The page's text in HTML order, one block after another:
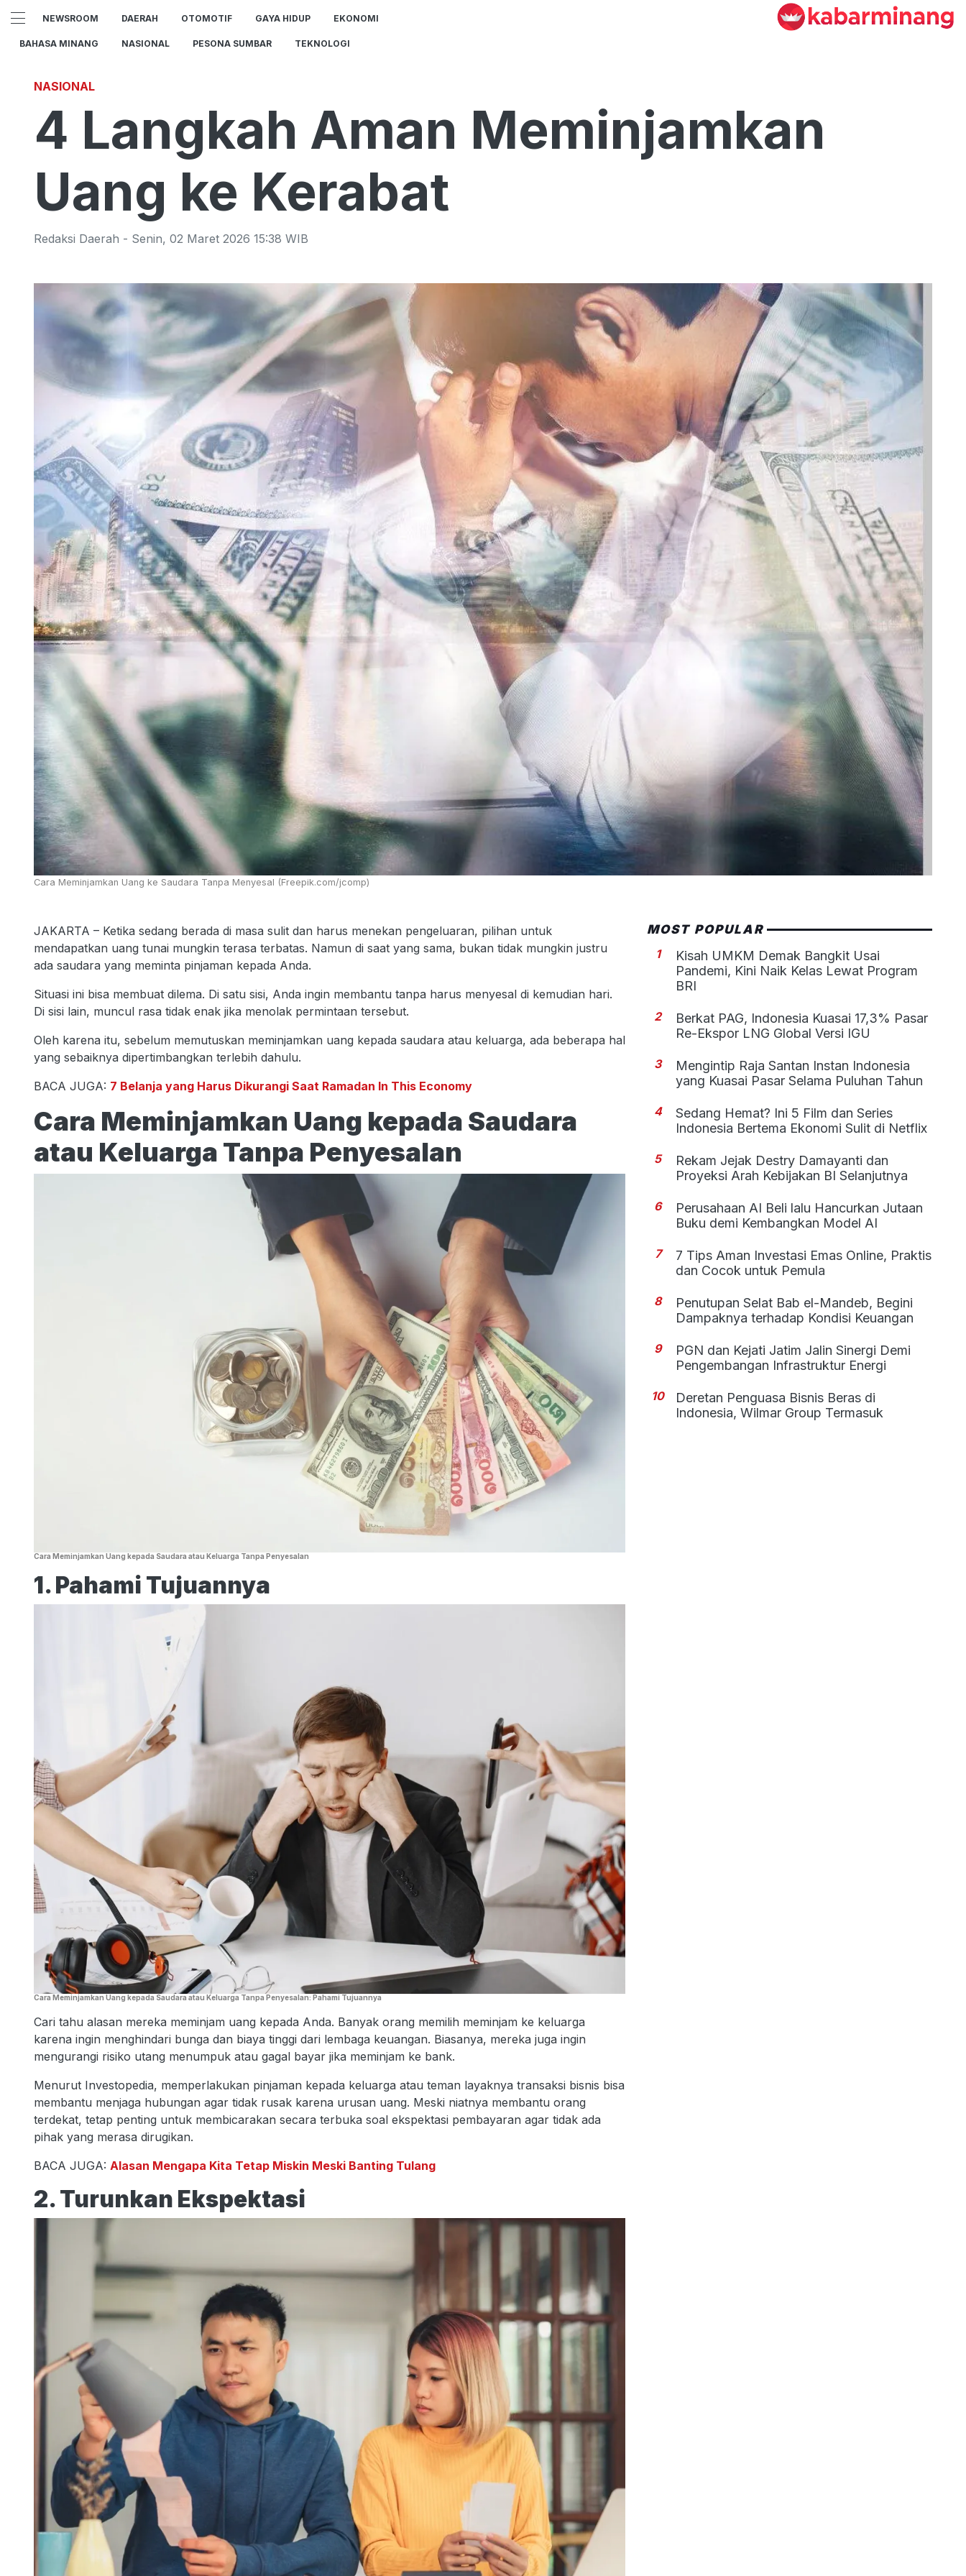
NEWSROOM DAERAH OTOMOTIF GAYA HIDUP EKONOMI
BAHASA MINANG NASIONAL PESONA SUMBAR TEKNOLOGI
NASIONAL
4 Langkah Aman Meminjamkan
Uang ke Kerabat
Redaksi Daerah - Senin, 02 Maret 2026 15:38 WIB
Cara Meminjamkan Uang ke Saudara Tanpa Menyesal (Freepik.com/jcomp)
JAKARTA – Ketika sedang berada di masa sulit dan harus menekan pengeluaran, pilihan untuk
mendapatkan uang tunai mungkin terasa terbatas. Namun di saat yang sama, bukan tidak mungkin justru
ada saudara yang meminta pinjaman kepada Anda.
Situasi ini bisa membuat dilema. Di satu sisi, Anda ingin membantu tanpa harus menyesal di kemudian hari.
Di sisi lain, muncul rasa tidak enak jika menolak permintaan tersebut.
Oleh karena itu, sebelum memutuskan meminjamkan uang kepada saudara atau keluarga, ada beberapa hal
yang sebaiknya dipertimbangkan terlebih dahulu.
BACA JUGA: 7 Belanja yang Harus Dikurangi Saat Ramadan In This Economy
Cara Meminjamkan Uang kepada Saudara
atau Keluarga Tanpa Penyesalan
Cara Meminjamkan Uang kepada Saudara atau Keluarga Tanpa Penyesalan
1. Pahami Tujuannya
Cara Meminjamkan Uang kepada Saudara atau Keluarga Tanpa Penyesalan: Pahami Tujuannya
Cari tahu alasan mereka meminjam uang kepada Anda. Banyak orang memilih meminjam ke keluarga
karena ingin menghindari bunga dan biaya tinggi dari lembaga keuangan. Biasanya, mereka juga ingin
mengurangi risiko utang menumpuk atau gagal bayar jika meminjam ke bank.
Menurut Investopedia, memperlakukan pinjaman kepada keluarga atau teman layaknya transaksi bisnis bisa
membantu menjaga hubungan agar tidak rusak karena urusan uang. Meski niatnya membantu orang
terdekat, tetap penting untuk membicarakan secara terbuka soal ekspektasi pembayaran agar tidak ada
pihak yang merasa dirugikan.
BACA JUGA: Alasan Mengapa Kita Tetap Miskin Meski Banting Tulang
2. Turunkan Ekspektasi
MOST POPULAR
1
Kisah UMKM Demak Bangkit Usai
Pandemi, Kini Naik Kelas Lewat Program
BRI
2
Berkat PAG, Indonesia Kuasai 17,3% Pasar
Re-Ekspor LNG Global Versi IGU
3
Mengintip Raja Santan Instan Indonesia
yang Kuasai Pasar Selama Puluhan Tahun
4
Sedang Hemat? Ini 5 Film dan Series
Indonesia Bertema Ekonomi Sulit di Netflix
5
Rekam Jejak Destry Damayanti dan
Proyeksi Arah Kebijakan BI Selanjutnya
6
Perusahaan AI Beli lalu Hancurkan Jutaan
Buku demi Kembangkan Model AI
7
7 Tips Aman Investasi Emas Online, Praktis
dan Cocok untuk Pemula
8
Penutupan Selat Bab el-Mandeb, Begini
Dampaknya terhadap Kondisi Keuangan
9
PGN dan Kejati Jatim Jalin Sinergi Demi
Pengembangan Infrastruktur Energi
10
Deretan Penguasa Bisnis Beras di
Indonesia, Wilmar Group Termasuk